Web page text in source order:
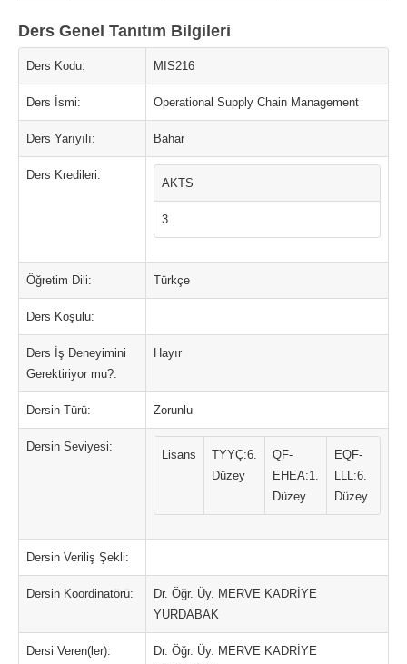
Ders Genel Tanıtım Bilgileri
Ders Kodu: MIS216
Ders İsmi: Operational Supply Chain Management
Ders Yarıyılı: Bahar
Ders Kredileri:
AKTS
3
Öğretim Dili: Türkçe
Ders Koşulu:
Ders İş Deneyimini
Gerektiriyor mu?:
Hayır
Dersin Türü: Zorunlu
Dersin Seviyesi:
Lisans
TYYÇ:6.
Düzey
QF-
EHEA:1.
Düzey
EQF-
LLL:6.
Düzey
Dersin Veriliş Şekli:
Dersin Koordinatörü:
Dr. Öğr. Üy. MERVE KADRİYE
YURDABAK
Dersi Veren(ler):
Dr. Öğr. Üy. MERVE KADRİYE